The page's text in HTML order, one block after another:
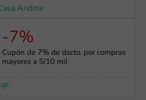
Andina
-7%
Cupón de 7% de dscto. por compras
mayores a S/10 mil